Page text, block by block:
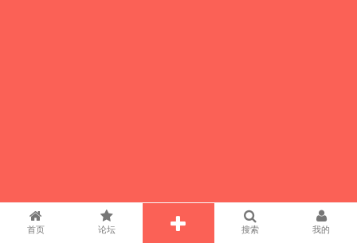
首页 论坛 搜索 我的